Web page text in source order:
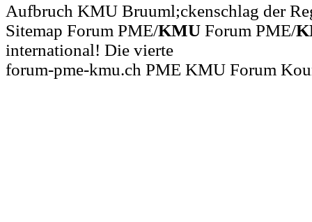
Aufbruch KMU Bruuml;ckenschlag der
Sitemap Forum PME/KMU Forum PME/
international! Die vierte
forum-pme-kmu.ch PME KMU Forum